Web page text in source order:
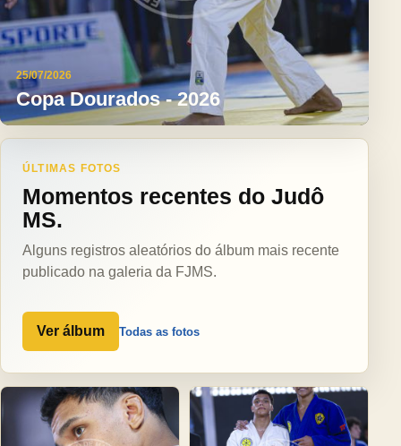
25/07/2026
Copa Dourados - 2026
ÚLTIMAS FOTOS
Momentos recentes do Judô
MS.
Alguns registros aleatórios do álbum mais recente
publicado na galeria da FJMS.
Ver álbum Todas as fotos